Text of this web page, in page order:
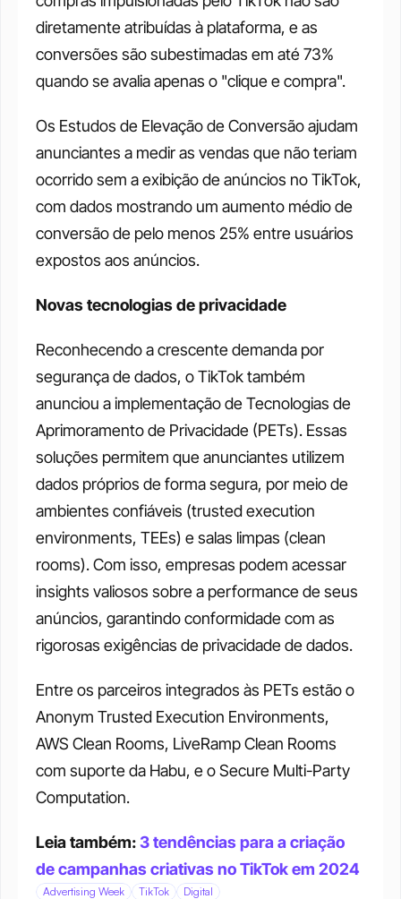
diretamente atribuídas à plataforma, e as
conversões são subestimadas em até 73%
quando se avalia apenas o "clique e compra".
Os Estudos de Elevação de Conversão ajudam
anunciantes a medir as vendas que não teriam
ocorrido sem a exibição de anúncios no TikTok,
com dados mostrando um aumento médio de
conversão de pelo menos 25% entre usuários
expostos aos anúncios.
Novas tecnologias de privacidade
Reconhecendo a crescente demanda por
segurança de dados, o TikTok também
anunciou a implementação de Tecnologias de
Aprimoramento de Privacidade (PETs). Essas
soluções permitem que anunciantes utilizem
dados próprios de forma segura, por meio de
ambientes confiáveis (trusted execution
environments, TEEs) e salas limpas (clean
rooms). Com isso, empresas podem acessar
insights valiosos sobre a performance de seus
anúncios, garantindo conformidade com as
rigorosas exigências de privacidade de dados.
Entre os parceiros integrados às PETs estão o
Anonym Trusted Execution Environments,
AWS Clean Rooms, LiveRamp Clean Rooms
com suporte da Habu, e o Secure Multi-Party
Computation.
Leia também: 3 tendências para a criação
de campanhas criativas no TikTok em 2024
Advertising Week TikTok Digital